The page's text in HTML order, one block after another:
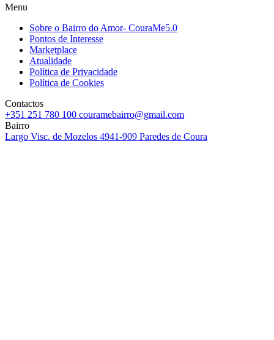
Menu
Sobre o Bairro do Amor- CouraMe5.0
Pontos de Interesse
Marketplace
Atualidade
Política de Privacidade
Política de Cookies
Contactos
+351 251 780 100 couramebairro@gmail.com
Bairro
Largo Visc. de Mozelos 4941-909 Paredes de Coura